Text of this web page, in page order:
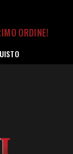
ORDINE!